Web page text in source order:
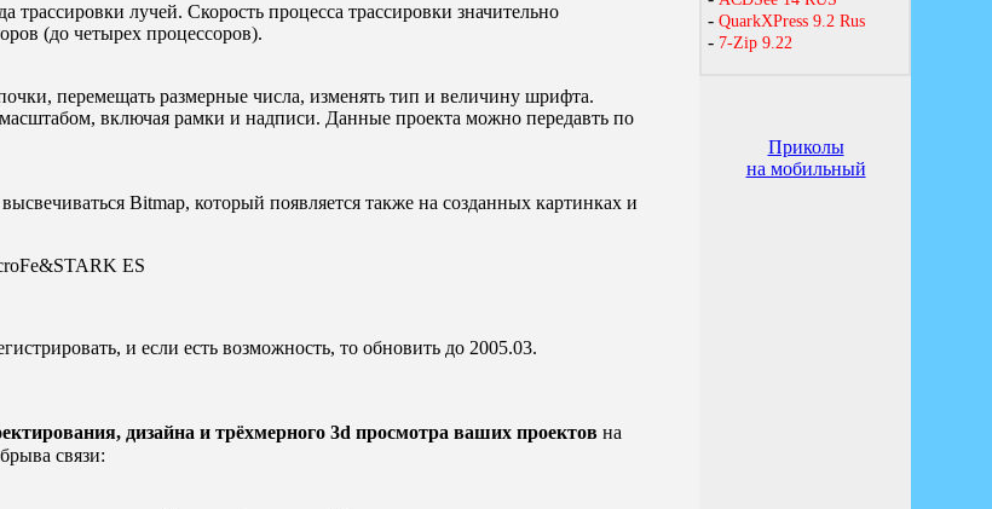
трассировки лучей. Скорость процесса трассировки значительно
(до четырех процессоров).
перемещать размерные числа, изменять тип и величину шрифта.
включая рамки и надписи. Данные проекта можно передавть по
Bitmap, который появляется также на созданных картинках и
ES
и если есть возможность, то обновить до 2005.03.
дизайна и трёхмерного 3d просмотра ваших проектов на
связи: